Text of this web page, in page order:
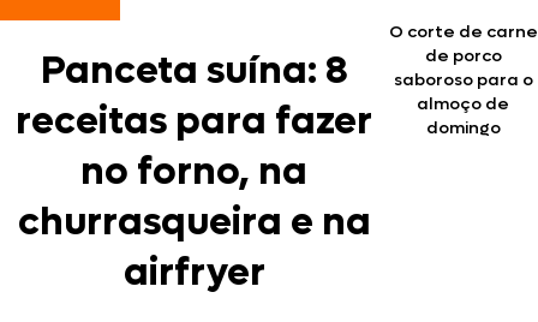
Panceta suína: 8
receitas para fazer
no forno, na
churrasqueira e na
airfryer
O corte de carne
de porco
saboroso para o
almoço de
domingo